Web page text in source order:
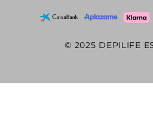
© 2025 DEPILIFE